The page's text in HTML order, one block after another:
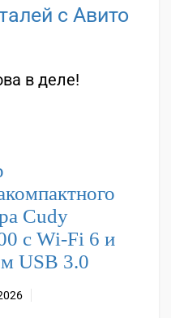
с Авито
в деле!
Cudy
с Wi-Fi 6 и
USB 3.0